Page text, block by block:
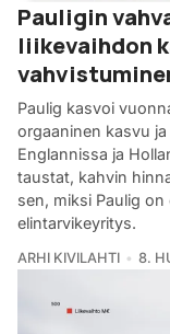
Pauligin
liikevaihdon
Paulig kasvoi
orgaaninen kasvu
Englannissa ja
taustat, kahvin
sen, miksi Paulig
elintarvikeyritys.
ARHI KIVILAHTI 8.